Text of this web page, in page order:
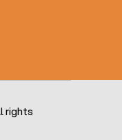
rights